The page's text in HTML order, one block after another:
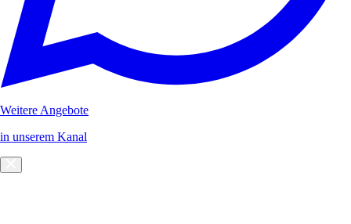
Weitere Angebote
in unserem Kanal